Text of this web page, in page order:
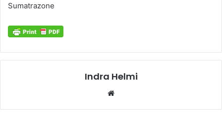
Sumatrazone
Indra Helmi